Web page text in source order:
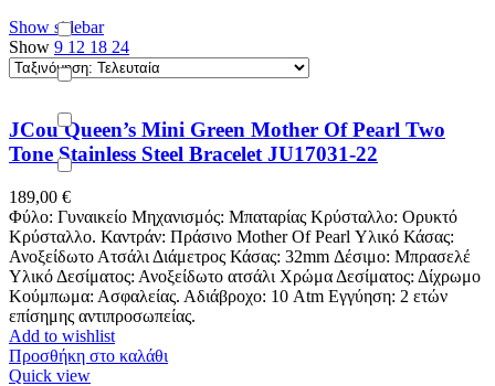
Show sidebar
Show 9 12 18 24
JCou Queen’s Mini Green Mother Of Pearl Two
Tone Stainless Steel Bracelet JU17031-22
189,00 €
Φύλο: Γυναικείο Μηχανισμός: Μπαταρίας Κρύσταλλο: Ορυκτό
Κρύσταλλο. Καντράν: Πράσινο Mother Of Pearl Υλικό Κάσας:
Ανοξείδωτο Ατσάλι Διάμετρος Κάσας: 32mm Δέσιμο: Μπρασελέ
Υλικό Δεσίματος: Ανοξείδωτο ατσάλι Χρώμα Δεσίματος: Δίχρωμο
Κούμπωμα: Ασφαλείας. Αδιάβροχο: 10 Atm Εγγύηση: 2 ετών
επίσημης αντιπροσωπείας.
Add to wishlist
Προσθήκη στο καλάθι
Quick view